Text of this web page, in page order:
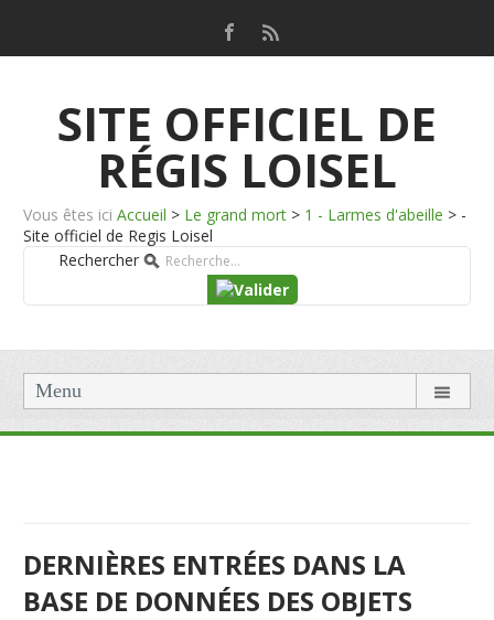
SITE OFFICIEL DE
RÉGIS LOISEL
Vous êtes ici Accueil > Le grand mort > 1 - Larmes d'abeille > -
Site officiel de Regis Loisel
Rechercher
Menu
DERNIÈRES ENTRÉES DANS LA
BASE DE DONNÉES DES OBJETS